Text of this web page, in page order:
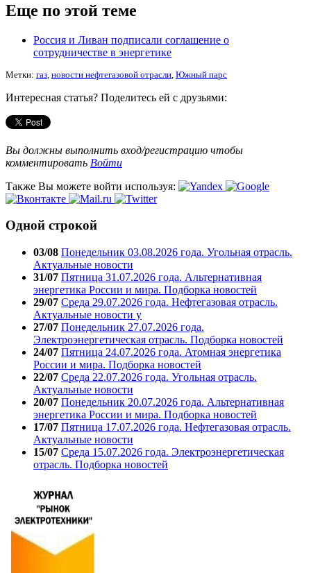
Еще по этой теме
Россия и Ливан подписали соглашение о
сотрудничестве в энергетике
Метки: газ новости нефтегазовой отрасли Южный парс
Интересная статья? Поделитесь ей с друзьями:
Вы должны выполнить вход/регистрацию чтобы
комментировать Войти
Также Вы можете войти используя:
Одной строкой
03/08 Понедельник 03.08.2026 года. Угольная отрасль.
Актуальные новости
31/07 Пятница 31.07.2026 года. Альтернативная
энергетика России и мира. Подборка новостей
29/07 Среда 29.07.2026 года. Нефтегазовая отрасль.
Актуальные новости у
27/07 Понедельник 27.07.2026 года.
Электроэнергетическая отрасль. Подборка новостей
24/07 Пятница 24.07.2026 года. Атомная энергетика
России и мира. Подборка новостей
22/07 Среда 22.07.2026 года. Угольная отрасль.
Актуальные новости
20/07 Понедельник 20.07.2026 года. Альтернативная
энергетика России и мира. Подборка новостей
17/07 Пятница 17.07.2026 года. Нефтегазовая отрасль.
Актуальные новости
15/07 Среда 15.07.2026 года. Электроэнергетическая
отрасль. Подборка новостей